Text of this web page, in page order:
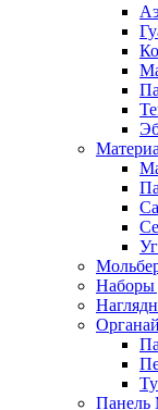
Наборы
Панель